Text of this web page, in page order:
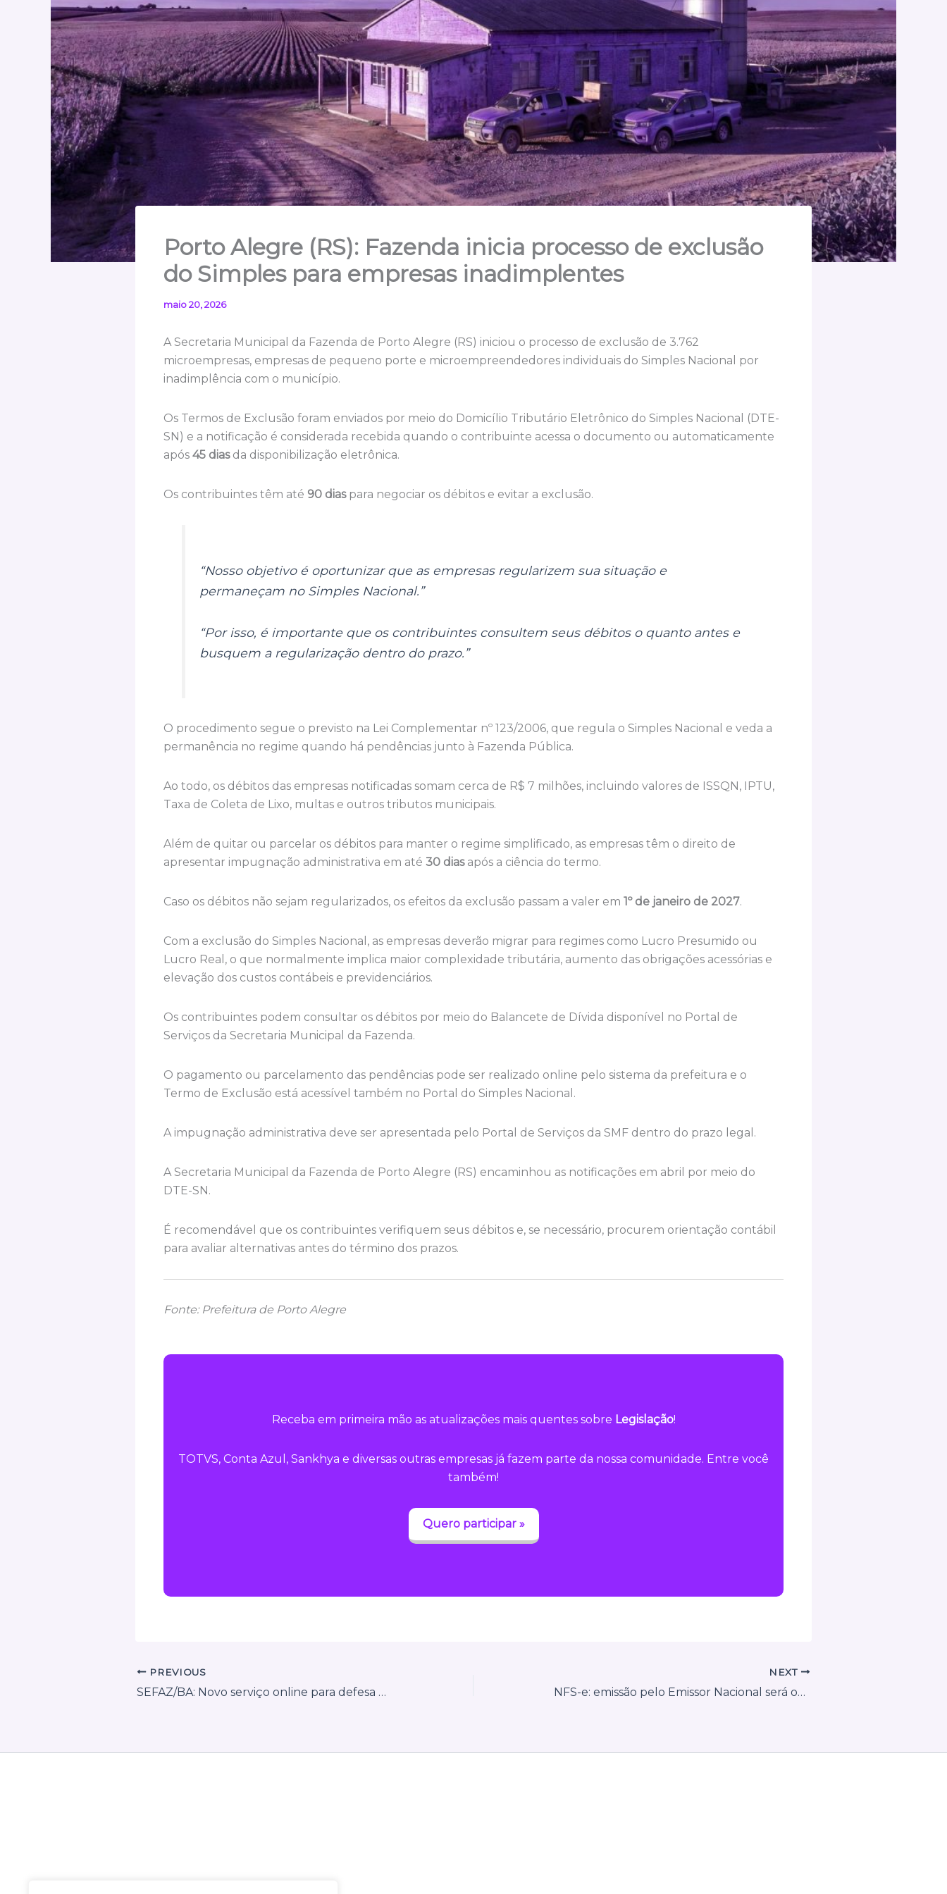
Porto Alegre (RS): Fazenda inicia processo de exclusão
do Simples para empresas inadimplentes
maio 20, 2026
A Secretaria Municipal da Fazenda de Porto Alegre (RS) iniciou o processo de exclusão de 3.762
microempresas, empresas de pequeno porte e microempreendedores individuais do Simples Nacional por
inadimplência com o município.
Os Termos de Exclusão foram enviados por meio do Domicílio Tributário Eletrônico do Simples Nacional (DTE-
SN) e a notificação é considerada recebida quando o contribuinte acessa o documento ou automaticamente
após 45 diasda disponibilização eletrônica.
Os contribuintes têm até 90 diaspara negociar os débitos e evitar a exclusão.
“Nosso objetivo é oportunizar que as empresas regularizem sua situação e
permaneçam no Simples Nacional.”
“Por isso, é importante que os contribuintes consultem seus débitos o quanto antes e
busquem a regularização dentro do prazo.”
O procedimento segue o previsto na Lei Complementar nº 123/2006, que regula o Simples Nacional e veda a
permanência no regime quando há pendências junto à Fazenda Pública.
Ao todo, os débitos das empresas notificadas somam cerca de R$ 7 milhões, incluindo valores de ISSQN, IPTU,
Taxa de Coleta de Lixo, multas e outros tributos municipais.
Além de quitar ou parcelar os débitos para manter o regime simplificado, as empresas têm o direito de
apresentar impugnação administrativa em até 30 diasapós a ciência do termo.
Caso os débitos não sejam regularizados, os efeitos da exclusão passam a valer em 1º de janeiro de 2027.
Com a exclusão do Simples Nacional, as empresas deverão migrar para regimes como Lucro Presumido ou
Lucro Real, o que normalmente implica maior complexidade tributária, aumento das obrigações acessórias e
elevação dos custos contábeis e previdenciários.
Os contribuintes podem consultar os débitos por meio do Balancete de Dívida disponível no Portal de
Serviços da Secretaria Municipal da Fazenda.
O pagamento ou parcelamento das pendências pode ser realizado online pelo sistema da prefeitura e o
Termo de Exclusão está acessível também no Portal do Simples Nacional.
A impugnação administrativa deve ser apresentada pelo Portal de Serviços da SMF dentro do prazo legal.
A Secretaria Municipal da Fazenda de Porto Alegre (RS) encaminhou as notificações em abril por meio do
DTE-SN.
É recomendável que os contribuintes verifiquem seus débitos e, se necessário, procurem orientação contábil
para avaliar alternativas antes do término dos prazos.
Fonte: Prefeitura de Porto Alegre
Receba em primeira mão as atualizações mais quentes sobre Legislação!
TOTVS, Conta Azul, Sankhya e diversas outras empresas já fazem parte da nossa comunidade. Entre você
também!
Quero participar »
PREVIOUS
SEFAZ/BA: Novo serviço online para defesa de Notificação Fiscal Digital do ICMS
NEXT
NFS-e: emissão pelo Emissor Nacional será obrigatória para contribuintes do Simples em São Paulo (SP)